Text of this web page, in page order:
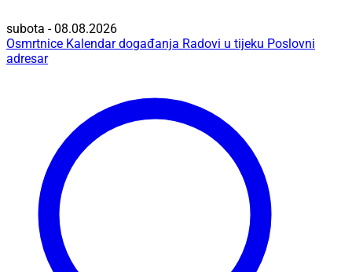
subota - 08.08.2026
Osmrtnice Kalendar događanja Radovi u tijeku Poslovni
adresar